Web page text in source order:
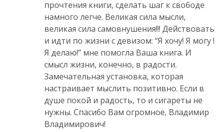
прочтения книги, сделать шаг к свободе
намного легче. Великая сила мысли,
великая сила самовнушения!!! Действовать
и идти по жизни с девизом: “Я хочу! Я могу !
Я делаю!” мне помогла Ваша книга. И
смысл жизни, конечно, в радости.
Замечательная установка, которая
настраивает мыслить позитивно. Если в
душе покой и радость, то и сигареты не
нужны. Спасибо Вам огромное, Владимир
Владимирович!